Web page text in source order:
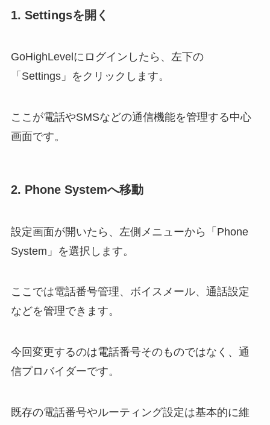
1. Settingsを開く
GoHighLevelにログインしたら、左下の
「Settings」をクリックします。
ここが電話やSMSなどの通信機能を管理する中心
画面です。
2. Phone Systemへ移動
設定画面が開いたら、左側メニューから「Phone
System」を選択します。
ここでは電話番号管理、ボイスメール、通話設定
などを管理できます。
今回変更するのは電話番号そのものではなく、通
信プロバイダーです。
既存の電話番号やルーティング設定は基本的に維